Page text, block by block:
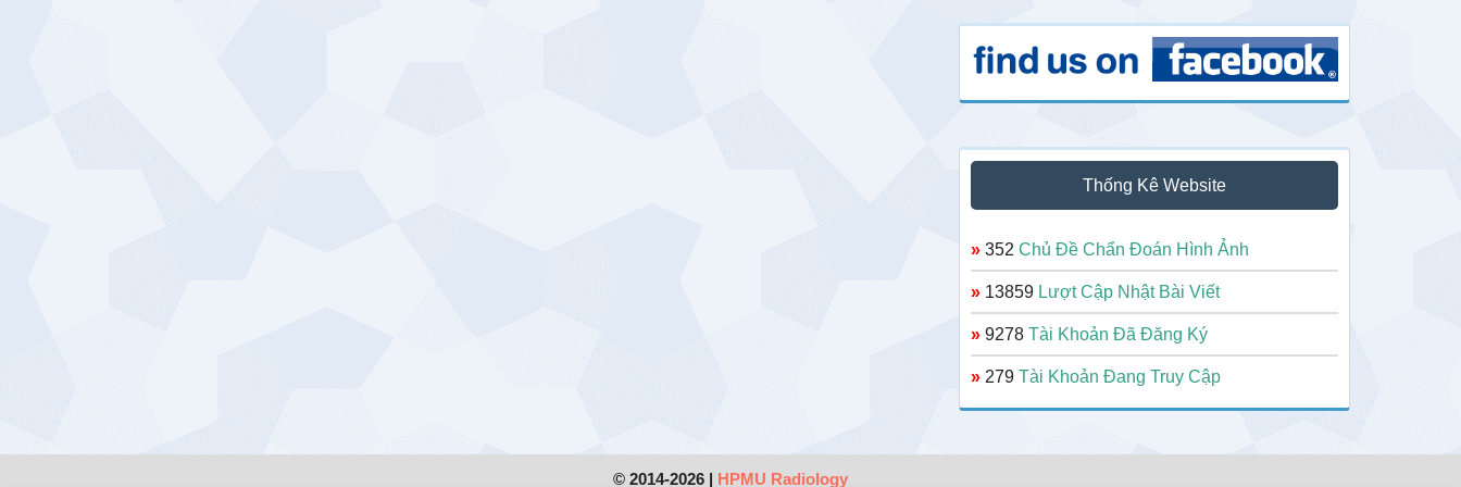
Thống Kê Website
» 352 Chủ Đề Chẩn Đoán Hình Ảnh
» 13859 Lượt Cập Nhật Bài Viết
» 9278 Tài Khoản Đã Đăng Ký
» 279 Tài Khoản Đang Truy Cập
© 2014-2026 | HPMU Radiology